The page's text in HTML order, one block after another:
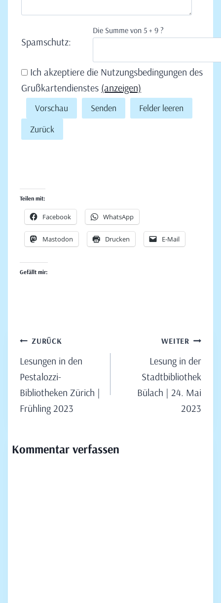
Spamschutz:
Die Summe von 5 + 9 ?
Ich akzeptiere die Nutzungsbedingungen des
Grußkartendienstes (anzeigen)
Teilen mit:
Facebook WhatsApp
Mastodon Drucken E-Mail
Gefällt mir:
Beitragsnavigation
ZURÜCK
Lesungen in den
Pestalozzi-
Bibliotheken Zürich |
Frühling 2023
WEITER
Lesung in der
Stadtbibliothek
Bülach | 24. Mai
2023
Kommentar verfassen